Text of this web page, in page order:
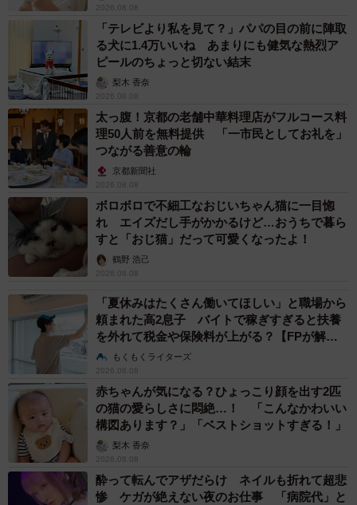
2026.08.08
「テレビより私を見て？」パパの目の前に陣取
る犬に1.4万いいね あまりにも健気な熱烈ア
ピールのちょっと切ない結末
梨木 香奈
2026.08.08
太っ腹！京都の老舗中華料理店がフルコース料
理50人前を無料提供 「一市民としてお礼を」
つながる善意の輪
京都新聞社
2026.08.08
ボロボロで不細工なおじいちゃん猫に一目惚
れ エイズだし手がかかるけど…おうちで暮ら
すと「おじ猫」だって可愛くなったよ！
鶴野 浩己
2026.08.08
「夏休みはたくさん働いてほしい」と職場から
頼まれた高2息子 バイトで稼ぎすぎると扶養
を外れて税金や保険料が上がる？【FPが解
説】もくもくライターズ
2026.08.08
赤ちゃんが気になる？ひょっこり顔を出す2匹
の猫の愛らしさに悶絶…！ 「こんなかわいい
構図あります？」「ベストショットすぎる！」
梨木 香奈
2026.08.08
酔って転んでアザだらけ ネイルも折れて超悲
惨 ケガが絶えない夜のお仕事 「病院代」と